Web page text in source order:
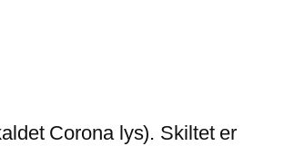
Corona lys). Skiltet er